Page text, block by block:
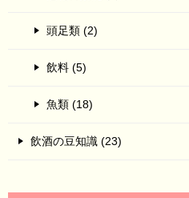
頭足類 (2)
飲料 (5)
魚類 (18)
飲酒の豆知識 (23)